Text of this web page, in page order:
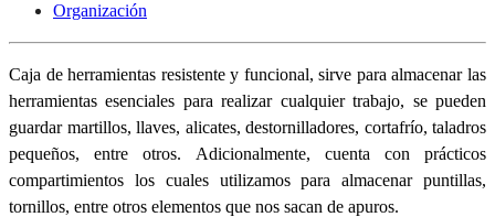
Organización
Caja de herramientas resistente y funcional, sirve para almacenar las
herramientas esenciales para realizar cualquier trabajo, se pueden
guardar martillos, llaves, alicates, destornilladores, cortafrío, taladros
pequeños, entre otros. Adicionalmente, cuenta con prácticos
compartimientos los cuales utilizamos para almacenar puntillas,
tornillos, entre otros elementos que nos sacan de apuros.